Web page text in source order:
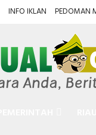
INFO IKLAN PEDOMAN